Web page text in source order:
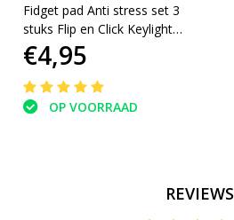
Fidget pad Anti stress set 3
stuks Flip en Click Keylight
Wit-Zwart
€4,95
OP VOORRAAD
REVIEWS